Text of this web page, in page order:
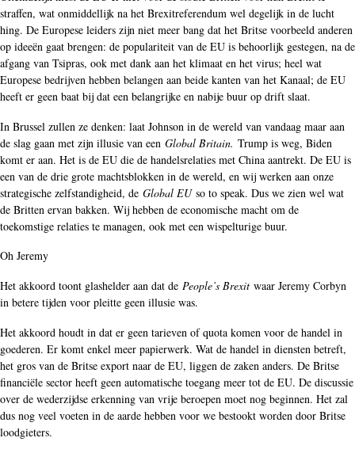
straffen, wat onmiddellijk na het Brexitreferendum wel degelijk in de lucht
hing. De Europese leiders zijn niet meer bang dat het Britse voorbeeld anderen
op ideeën gaat brengen: de populariteit van de EU is behoorlijk gestegen, na de
afgang van Tsipras, ook met dank aan het klimaat en het virus; heel wat
Europese bedrijven hebben belangen aan beide kanten van het Kanaal; de EU
heeft er geen baat bij dat een belangrijke en nabije buur op drift slaat.
In Brussel zullen ze denken: laat Johnson in de wereld van vandaag maar aan
de slag gaan met zijn illusie van een Global Britain. Trump is weg, Biden
komt er aan. Het is de EU die de handelsrelaties met China aantrekt. De EU is
een van de drie grote machtsblokken in de wereld, en wij werken aan onze
strategische zelfstandigheid, de Global EUso to speak. Dus we zien wel wat
de Britten ervan bakken. Wij hebben de economische macht om de
toekomstige relaties te managen, ook met een wispelturige buur.
Oh Jeremy
Het akkoord toont glashelder aan dat de People’s Brexit waar Jeremy Corbyn
in betere tijden voor pleitte geen illusie was.
Het akkoord houdt in dat er geen tarieven of quota komen voor de handel in
goederen. Er komt enkel meer papierwerk. Wat de handel in diensten betreft,
het gros van de Britse export naar de EU, liggen de zaken anders. De Britse
financiële sector heeft geen automatische toegang meer tot de EU. De discussie
over de wederzijdse erkenning van vrije beroepen moet nog beginnen. Het zal
dus nog veel voeten in de aarde hebben voor we bestookt worden door Britse
loodgieters.